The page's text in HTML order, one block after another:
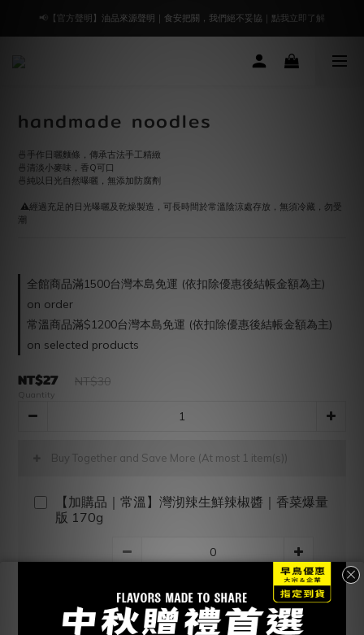
🔥 好評延長7/31止｜凡選購指定「蔥鹽優惠組合」免湊$1500，下單即免運！
📢【官方聲明】油品來源聲明｜食安把關，我們絕不妥協｜點我立即了解
🔥 好評延長7/31止｜凡選購指定「蔥鹽優惠組合」免湊$1500，下單即免運！
handmade noodles
🍜手作日曬麵條，傳承古法手工精緻
🍜清淡小麥味，香Q可口
🍜純以日光自然曝曬，無添加防腐劑
潮
全館商品滿1500台灣本島免運 (依扣除優惠後結帳金額為主)
on order
常溫商品滿$1200台灣本島免運 (依扣除優惠後結帳金額為主)
on selected products
NT$27 NT$30
Quantity
Buy Together and Save More (At most 1 item(s))
【加購品｜常溫】灣沏辣生鮮辣椒醬｜香菜爆量
版 170g
ADD TO CART BUY NOW